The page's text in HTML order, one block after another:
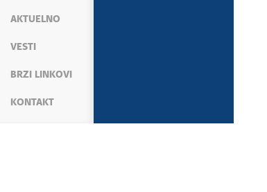
AKTUELNO
VESTI
BRZI LINKOVI
KONTAKT